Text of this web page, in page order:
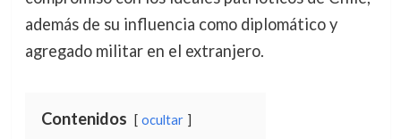
además de su influencia como diplomático y
agregado militar en el extranjero.
Contenidos ocultar